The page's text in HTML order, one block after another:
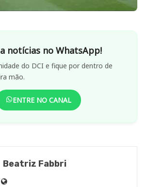
notícias no WhatsApp!
do DCI e fique por dentro de
mão.
ENTRE NO CANAL
Beatriz Fabbri
Site